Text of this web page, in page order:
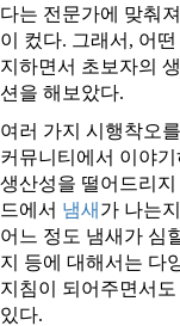
다는 전문가에 맞춰
이 컸다. 그래서, 어
지하면서 초보자의
션을 해보았다.
여러 가지 시행착오
커뮤니티에서 이야
생산성을 떨어드리
드에서 냄새 가 나는
어느 정도 냄새가 심
지 등에 대해서는 다
지침이 되어주면서
있다.